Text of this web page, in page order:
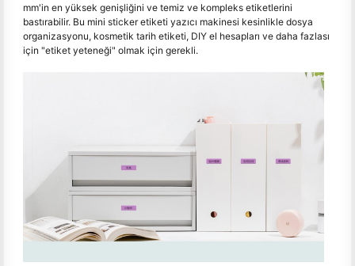
mm'in en yüksek genişliğini ve temiz ve kompleks etiketlerini
bastırabilir. Bu mini sticker etiketi yazıcı makinesi kesinlikle dosya
organizasyonu, kosmetik tarih etiketi, DIY el hesapları ve daha fazlası
için "etiket yeteneği" olmak için gerekli.